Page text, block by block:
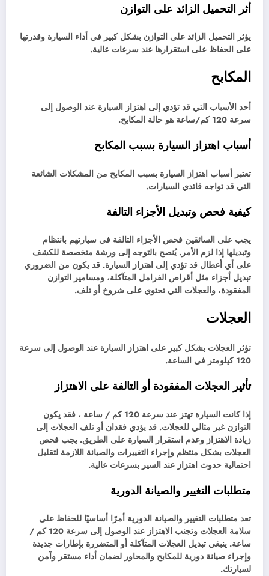
أثر التحميل الزائد على التوازن
يؤثر التحميل الزائد على التوازن بشكل كبير في أداء السيارة وقدرتها
على الحفاظ على استقرارها عند سرعات عالية.
المكابح
أحد الأسباب التي قد تؤدي إلى اهتزاز السيارة عند الوصول إلى
سرعة 120 كم/ساعة هو حالة المكابح.
أسباب اهتزاز السيارة بسبب المكابح
تعتبر أسباب اهتزاز السيارة بسبب المكابح من المشكلات الشائعة
التي قد تواجه قائدي السيارات.
كيفية فحص وتبديل الأجزاء التالفة
يجب على السائقين فحص الأجزاء التالفة في سيارتهم بانتظام
وتبديلها إذا لزم الأمر. يُنصح بالتوجه إلى ورشة متخصصة للكشف
على أي أعطال قد تؤدي إلى اهتزاز السيارة. قد يكون من الضروري
تبديل أجزاء مثل أقراص الفرامل المتآكلة، ومسامير التوازن
المفقودة، والعجلات التي تحتوي على شروخ أو تلف.
العجلات
تؤثر العجلات بشكل كبير على اهتزاز السيارة عند الوصول إلى سرعة
120 كيلومتر في الساعة.
تأثير العجلات المفقودة أو التالفة على الاهتزاز
إذا كانت السيارة تهتز عند سرعة 120 كم / ساعة ، فقد يكون
التوازن غير مثالي للعجلات. قد يؤدي فقدان أو تلف العجلات إلى
زيادة الاهتزاز وعدم استقرار السيارة على الطريق. يجب فحص
العجلات بشكل منتظم وإجراء التغييرات والصيانة اللازمة لتقليل
احتمالية حدوث اهتزاز عند السير بسرعات عالية.
متطلبات التغيير والصيانة الدورية
تعد متطلبات التغيير والصيانة الدورية أمرًا أساسيًا للحفاظ على
سلامة العجلات وتجنب الاهتزاز عند الوصول إلى سرعة 120 كم /
ساعة. ينبغي تبديل العجلات المتآكلة أو المتضررة بإطارات جديدة
وإجراء صيانة دورية للمكابح والمحاور لضمان أداء مستقر وآمن
لسيارتك.